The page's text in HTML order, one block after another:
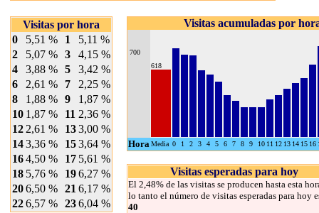
Visitas por hora
0
5,51 % 1
5,11 %
2
5,07 % 3
4,15 %
4
3,88 % 5
3,42 %
6
2,61 % 7
2,25 %
8
1,88 % 9
1,87 %
10 1,87 % 11 2,36 %
12 2,61 % 133,00 %
143,36 % 153,64 %
164,50 % 17 5,61 %
18 5,76 % 196,27 %
206,50 % 21 6,17 %
226,57 % 236,04 %
Visitas acumuladas por
700
618
HoraMedia 0 1 2 3 4 5 6 7 8 9 10 11 12 13 14 15 16
Visitas esperadas para hoy
El 2,48% de las visitas se producen hasta esta
lo tanto el número de visitas esperadas para hoy
40